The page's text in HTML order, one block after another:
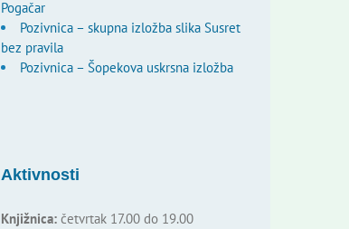
Pogačar
Pozivnica – skupna izložba slika Susret
bez pravila
Pozivnica – Šopekova uskrsna izložba
Aktivnosti
Knjižnica:četvrtak 17.00 do 19.00